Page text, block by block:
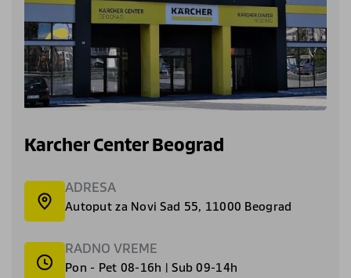
Karcher Center Beograd
ADRESA
Autoput za Novi Sad 55, 11000 Beograd
RADNO VREME
Pon - Pet 08-16h | Sub 09-14h